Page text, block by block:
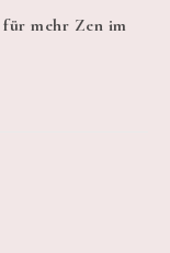
mehr Zen im